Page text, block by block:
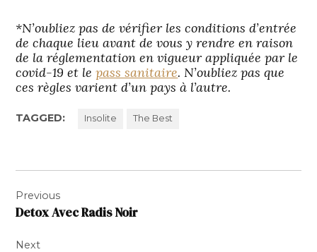
*N’oubliez pas de vérifier les conditions d’entrée
de chaque lieu avant de vous y rendre en raison
de la réglementation en vigueur appliquée par le
covid-19 et lepass sanitaire. N’oubliez pas que
ces règles varient d’un pays à l’autre.
TAGGED: Insolite The Best
de
l’article
Previous
Detox Avec Radis Noir
Next